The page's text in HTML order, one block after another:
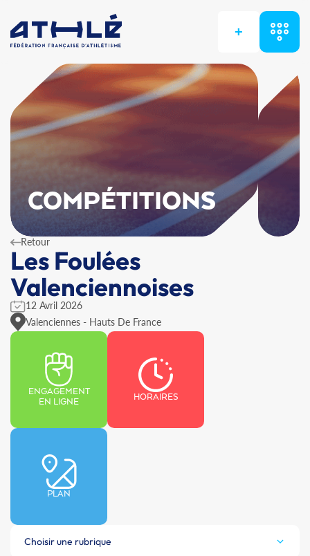
+
COMPÉTITIONS
Retour
Les Foulées
Valenciennoises
12 Avril 2026
Valenciennes - Hauts De France
ENGAGEMENT
EN LIGNE
HORAIRES
PLAN
Choisir une rubrique